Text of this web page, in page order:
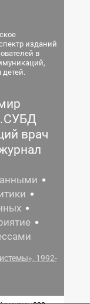
изданий
в
врач
1992-